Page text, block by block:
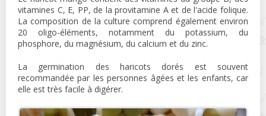
vitamines C, E, PP, de la provitamine A et de l'acide folique.
La composition de la culture comprend également environ
20 oligo-éléments, notamment du potassium, du
phosphore, du magnésium, du calcium et du zinc.
La germination des haricots dorés est souvent
recommandée par les personnes âgées et les enfants, car
elle est très facile à digérer.